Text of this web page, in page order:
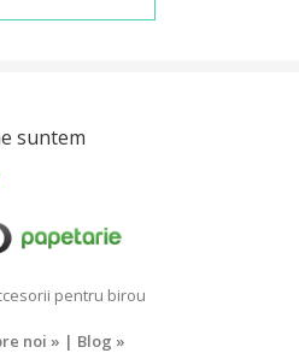
suntem
pentru birou
noi » | Blog »